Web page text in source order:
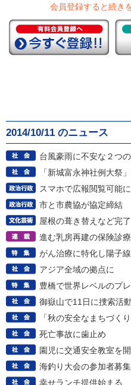
会員登録すると続き
2014/10/11 のニュース
台風豪雨に不安な２つの
「新城富永神社例大祭
スマホで広報閲覧可能に
市と市農協が協定締結
屋根の葺き替えなど完了
進む乳房再建の保険診療
がん治療に特化し陽子
アジア全域の拠点に
豊橋で世界レベルのプ
御嶽山で11日に捜索活動
「秋の安全なまちづく
死亡事故に歯止め
園児に交通安全教室を開
海釣り大会の参加者募集
幸せランチ提供始まる